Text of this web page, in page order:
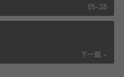
05-28
下一篇 »